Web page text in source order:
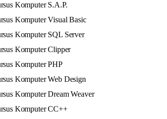
Komputer S.A.P.
Komputer Visual Basic
Komputer SQL Server
Komputer Clipper
Komputer PHP
Komputer Web Design
Komputer Dream Weaver
Komputer CC++